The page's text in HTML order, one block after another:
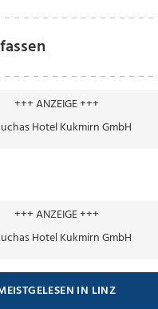
+++ ANZEIGE +++
+++ ANZEIGE +++
IN LINZ